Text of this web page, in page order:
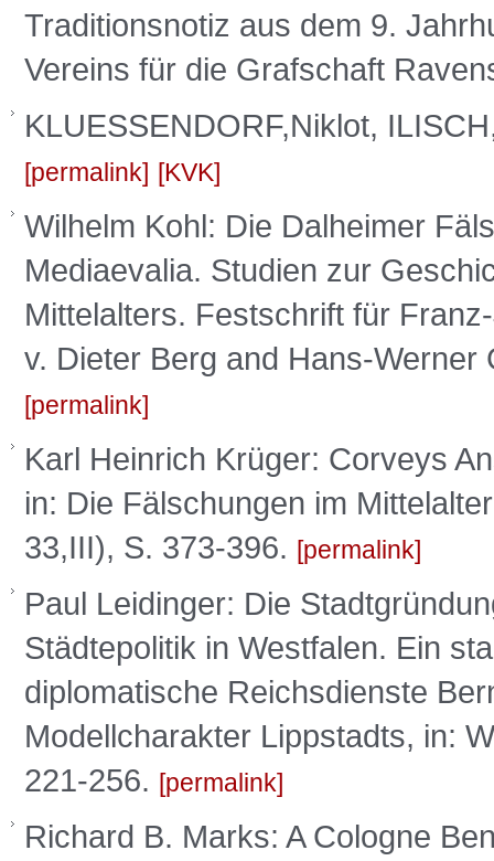
Traditionsnotiz aus dem 9.
Vereins für die Grafschaft
KLUESSENDORF,Niklot,
permalink KVK
Wilhelm Kohl: Die Dalheimer
Mediaevalia. Studien zur
Mittelalters. Festschrift für
v. Dieter Berg and Hans-
permalink
Karl Heinrich Krüger: Corveys
in: Die Fälschungen im
33,III), S. 373-396.
permalink
Paul Leidinger: Die
Städtepolitik in Westfalen. Ein
diplomatische Reichsdienste
Modellcharakter Lippstadts, in:
221-256.
permalink
Richard B. Marks: A Cologne